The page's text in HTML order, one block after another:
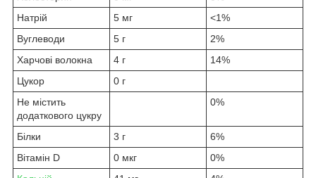
Натрій
5 мг
<1%
Вуглеводи
5 г
2%
Харчові волокна
4 г
14%
Цукор
0 г
Не містить
додаткового цукру
0%
Білки 3 г
6%
Вітамін D
0 мкг
0%